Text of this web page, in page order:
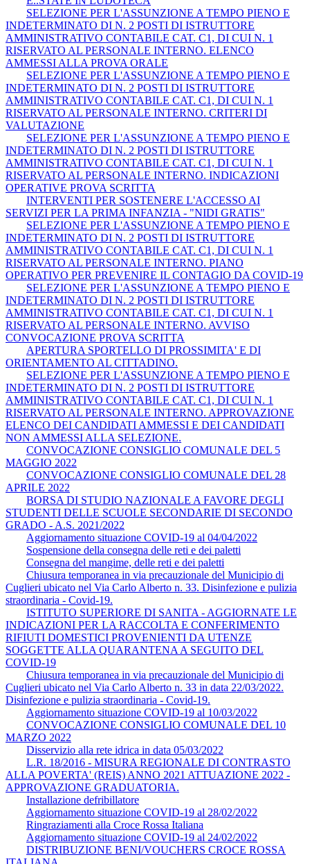
SELEZIONE PER L'ASSUNZIONE A TEMPO PIENO E
INDETERMINATO DI N. 2 POSTI DI ISTRUTTORE
AMMINISTRATIVO CONTABILE CAT. C1, DI CUI N. 1
RISERVATO AL PERSONALE INTERNO. ELENCO
AMMESSI ALLA PROVA ORALE
SELEZIONE PER L'ASSUNZIONE A TEMPO PIENO E
INDETERMINATO DI N. 2 POSTI DI ISTRUTTORE
AMMINISTRATIVO CONTABILE CAT. C1, DI CUI N. 1
RISERVATO AL PERSONALE INTERNO. CRITERI DI
VALUTAZIONE
SELEZIONE PER L'ASSUNZIONE A TEMPO PIENO E
INDETERMINATO DI N. 2 POSTI DI ISTRUTTORE
AMMINISTRATIVO CONTABILE CAT. C1, DI CUI N. 1
RISERVATO AL PERSONALE INTERNO. INDICAZIONI
OPERATIVE PROVA SCRITTA
INTERVENTI PER SOSTENERE L'ACCESSO AI
SERVIZI PER LA PRIMA INFANZIA - "NIDI GRATIS"
SELEZIONE PER L'ASSUNZIONE A TEMPO PIENO E
INDETERMINATO DI N. 2 POSTI DI ISTRUTTORE
AMMINISTRATIVO CONTABILE CAT. C1, DI CUI N. 1
RISERVATO AL PERSONALE INTERNO. PIANO
OPERATIVO PER PREVENIRE IL CONTAGIO DA COVID-19
SELEZIONE PER L'ASSUNZIONE A TEMPO PIENO E
INDETERMINATO DI N. 2 POSTI DI ISTRUTTORE
AMMINISTRATIVO CONTABILE CAT. C1, DI CUI N. 1
RISERVATO AL PERSONALE INTERNO. AVVISO
CONVOCAZIONE PROVA SCRITTA
APERTURA SPORTELLO DI PROSSIMITA' E DI
ORIENTAMENTO AL CITTADINO.
SELEZIONE PER L'ASSUNZIONE A TEMPO PIENO E
INDETERMINATO DI N. 2 POSTI DI ISTRUTTORE
AMMINISTRATIVO CONTABILE CAT. C1, DI CUI N. 1
RISERVATO AL PERSONALE INTERNO. APPROVAZIONE
ELENCO DEI CANDIDATI AMMESSI E DEI CANDIDATI
NON AMMESSI ALLA SELEZIONE.
CONVOCAZIONE CONSIGLIO COMUNALE DEL 5
MAGGIO 2022
CONVOCAZIONE CONSIGLIO COMUNALE DEL 28
APRILE 2022
BORSA DI STUDIO NAZIONALE A FAVORE DEGLI
STUDENTI DELLE SCUOLE SECONDARIE DI SECONDO
GRADO - A.S. 2021/2022
Aggiornamento situazione COVID-19 al 04/04/2022
Sospensione della consegna delle reti e dei paletti
Consegna del mangime, delle reti e dei paletti
Chiusura temporanea in via precauzionale del Municipio di
Cuglieri ubicato nel Via Carlo Alberto n. 33. Disinfezione e pulizia
straordinaria - Covid-19.
ISTITUTO SUPERIORE DI SANITA - AGGIORNATE LE
INDICAZIONI PER LA RACCOLTA E CONFERIMENTO
RIFIUTI DOMESTICI PROVENIENTI DA UTENZE
SOGGETTE ALLA QUARANTENA A SEGUITO DEL
COVID-19
Chiusura temporanea in via precauzionale del Municipio di
Cuglieri ubicato nel Via Carlo Alberto n. 33 in data 22/03/2022.
Disinfezione e pulizia straordinaria - Covid-19.
Aggiornamento situazione COVID-19 al 10/03/2022
CONVOCAZIONE CONSIGLIO COMUNALE DEL 10
MARZO 2022
Disservizio alla rete idrica in data 05/03/2022
L.R. 18/2016 - MISURA REGIONALE DI CONTRASTO
ALLA POVERTA' (REIS) ANNO 2021 ATTUAZIONE 2022 -
APPROVAZIONE GRADUATORIA.
Installazione defribillatore
Aggiornamento situazione COVID-19 al 28/02/2022
Ringraziamenti alla Croce Rossa Italiana
Aggiornamento situazione COVID-19 al 24/02/2022
DISTRIBUZIONE BENI/VOUCHERS CROCE ROSSA